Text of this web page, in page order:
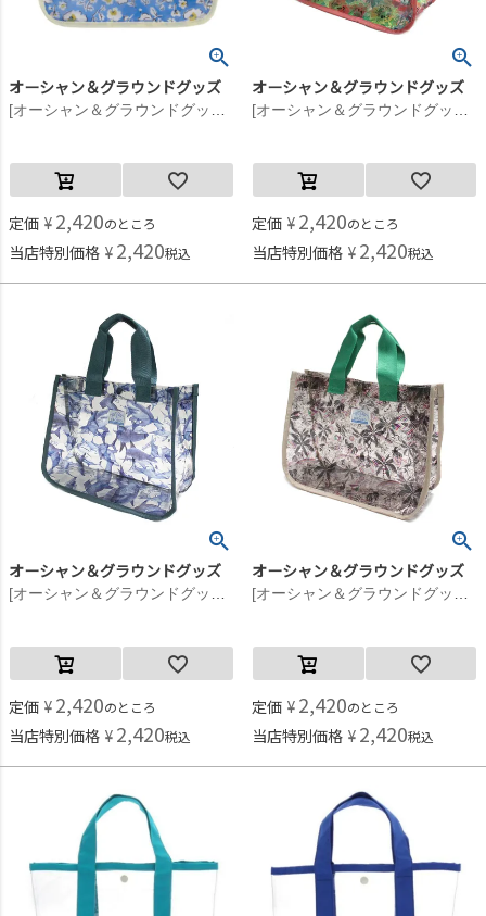
オーシャン＆グラウンドグッズ
定価 ¥ 2,420のところ
当店特別価格 ¥ 2,420税込
オーシャン＆グラウンドグッズ
定価 ¥ 2,420のところ
当店特別価格 ¥ 2,420税込
オーシャン＆グラウンドグッズ
定価 ¥ 2,420のところ
当店特別価格 ¥ 2,420税込
オーシャン＆グラウンドグッズ
定価 ¥ 2,420のところ
当店特別価格 ¥ 2,420税込